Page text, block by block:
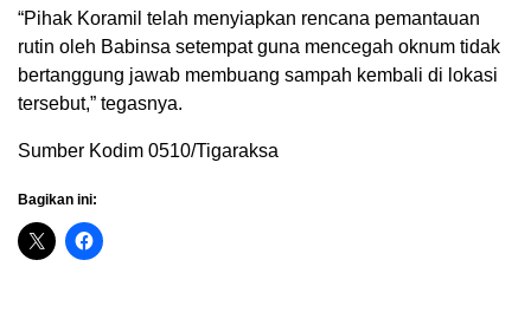
“Pihak Koramil telah menyiapkan rencana pemantauan
rutin oleh Babinsa setempat guna mencegah oknum tidak
bertanggung jawab membuang sampah kembali di lokasi
tersebut,” tegasnya.
Sumber Kodim 0510/Tigaraksa
Bagikan ini: